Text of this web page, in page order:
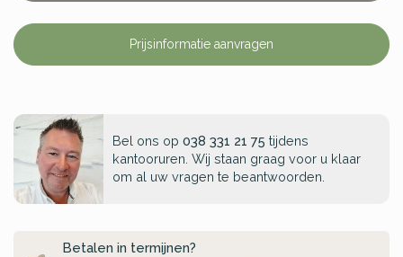
Prijsinformatie aanvragen
Bel ons op 038 331 21 75 tijdens
kantooruren. Wij staan graag voor u klaar
om al uw vragen te beantwoorden.
Betalen in termijnen?